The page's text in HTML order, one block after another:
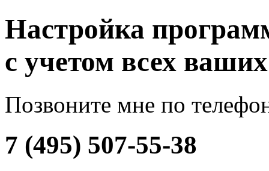
Настройка
с учетом всех
Позвоните мне по
7 (495) 507-55-38